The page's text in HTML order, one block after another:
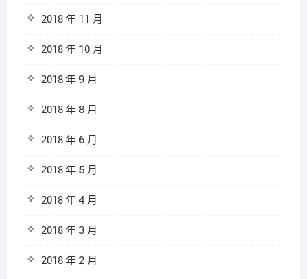
2018 年 11 月
2018 年 10 月
2018 年 9 月
2018 年 8 月
2018 年 6 月
2018 年 5 月
2018 年 4 月
2018 年 3 月
2018 年 2 月